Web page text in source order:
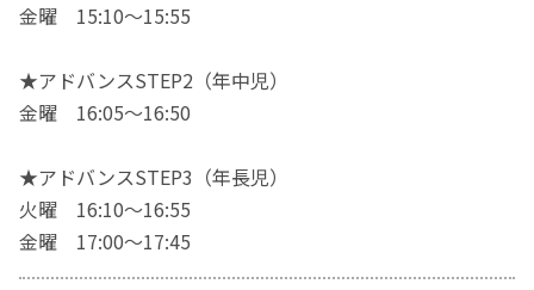
金曜 15:10～15:55
★アドバンスSTEP2（年中児）
金曜 16:05～16:50
★アドバンスSTEP3（年長児）
火曜 16:10～16:55
金曜 17:00～17:45